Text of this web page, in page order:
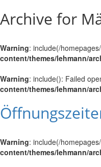
Archive for
Warning: include(/
content/themes/lehmann/
Warning: include(): Failed
content/themes/lehmann/
Warning: include(/
content/themes/lehmann/